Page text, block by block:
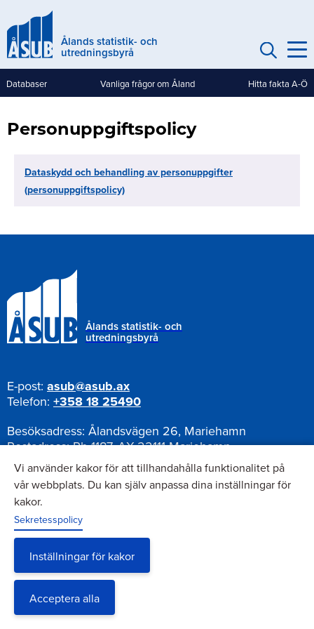
till
huvudinnehållÅlands statistik- och
utredningsbyrå
Genvägar
Databaser Vanliga frågor om Åland Hitta fakta A-Ö
Personuppgiftspolicy
Dataskydd och behandling av personuppgifter
(personuppgiftspolicy)
Ålands statistik- och
utredningsbyrå
E-post: asub@asub.ax
Telefon: +358 18 25490
Besöksadress: Ålandsvägen 26, Mariehamn
Postadress:Pb 1187, AX-22111 Mariehamn
Nyhetsbrev
Anmäl dig till vårt nyhetsbrev
Vi använder kakor för att tillhandahålla funktionalitet på
vår webbplats. Du kan själv anpassa dina inställningar för
kakor.
Sekretesspolicy
Inställningar för kakor
Acceptera alla